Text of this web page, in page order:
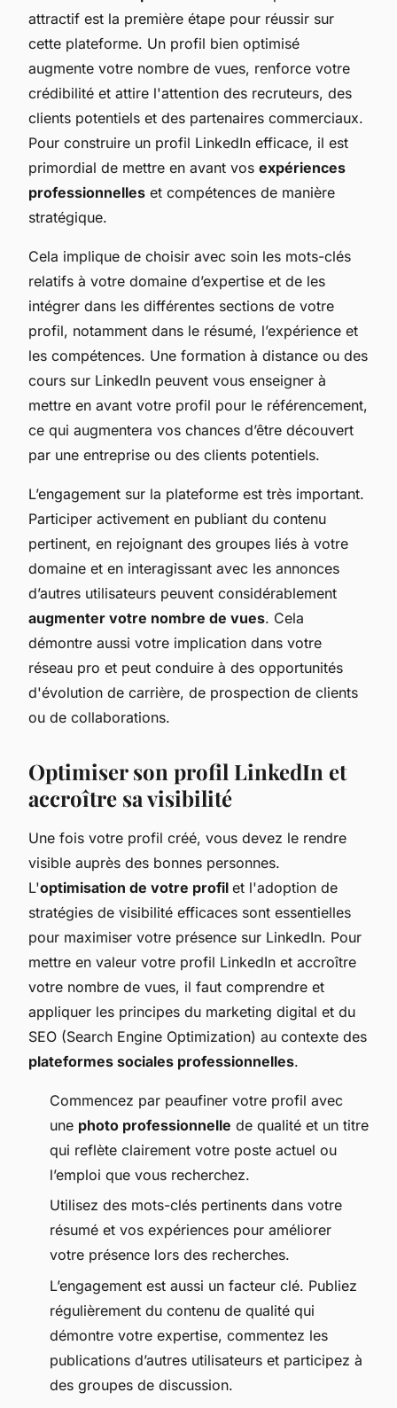
attractif est la première étape pour réussir sur
cette plateforme. Un profil bien optimisé
augmente votre nombre de vues, renforce votre
crédibilité et attire l'attention des recruteurs, des
clients potentiels et des partenaires commerciaux.
Pour construire un profil LinkedIn efficace, il est
primordial de mettre en avant vos expériences
professionnelles et compétences de manière
stratégique.
Cela implique de choisir avec soin les mots-clés
relatifs à votre domaine d’expertise et de les
intégrer dans les différentes sections de votre
profil, notamment dans le résumé, l’expérience et
les compétences. Une formation à distance ou des
cours sur LinkedIn peuvent vous enseigner à
mettre en avant votre profil pour le référencement,
ce qui augmentera vos chances d’être découvert
par une entreprise ou des clients potentiels.
L’engagement sur la plateforme est très important.
Participer activement en publiant du contenu
pertinent, en rejoignant des groupes liés à votre
domaine et en interagissant avec les annonces
d’autres utilisateurs peuvent considérablement
augmenter votre nombre de vues. Cela
démontre aussi votre implication dans votre
réseau pro et peut conduire à des opportunités
d'évolution de carrière, de prospection de clients
ou de collaborations.
Optimiser son profil LinkedIn et
accroître sa visibilité
Une fois votre profil créé, vous devez le rendre
visible auprès des bonnes personnes.
L'optimisation de votre profil et l'adoption de
stratégies de visibilité efficaces sont essentielles
pour maximiser votre présence sur LinkedIn. Pour
mettre en valeur votre profil LinkedIn et accroître
votre nombre de vues, il faut comprendre et
appliquer les principes du marketing digital et du
SEO (Search Engine Optimization) au contexte des
plateformes sociales professionnelles.
Commencez par peaufiner votre profil avec
une photo professionnelle de qualité et un titre
qui reflète clairement votre poste actuel ou
l’emploi que vous recherchez.
Utilisez des mots-clés pertinents dans votre
résumé et vos expériences pour améliorer
votre présence lors des recherches.
L’engagement est aussi un facteur clé. Publiez
régulièrement du contenu de qualité qui
démontre votre expertise, commentez les
publications d’autres utilisateurs et participez à
des groupes de discussion.